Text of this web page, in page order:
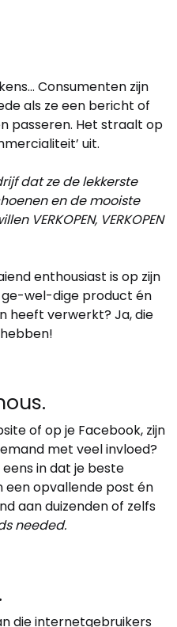
Consumenten zijn
als ze een bericht of
passeren. Het straalt op
uit.
dat ze de lekkerste
en de mooiste
VERKOPEN, VERKOPEN
enthousiast is op zijn
wel-dige product én
heeft verwerkt? Ja, die
of op je Facebook, zijn
met veel invloed?
eens in dat je beste
opvallende post én
aan duizenden of zelfs
needed.
die internetgebruikers